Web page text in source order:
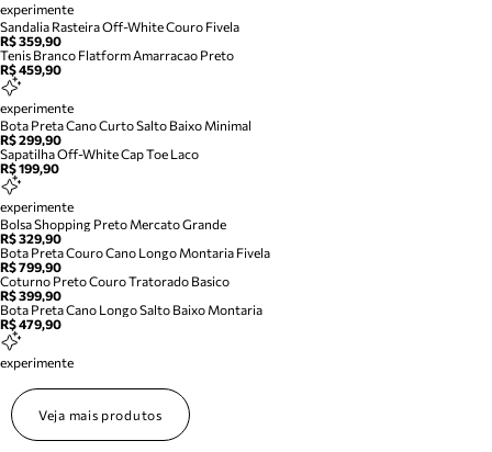
experimente
Sandalia Rasteira Off-White Couro Fivela
R$ 359,90
Tenis Branco Flatform Amarracao Preto
R$ 459,90
experimente
Bota Preta Cano Curto Salto Baixo Minimal
R$ 299,90
Sapatilha Off-White Cap Toe Laco
R$ 199,90
experimente
Bolsa Shopping Preto Mercato Grande
R$ 329,90
Bota Preta Couro Cano Longo Montaria Fivela
R$ 799,90
Coturno Preto Couro Tratorado Basico
R$ 399,90
Bota Preta Cano Longo Salto Baixo Montaria
R$ 479,90
experimente
Veja mais produtos